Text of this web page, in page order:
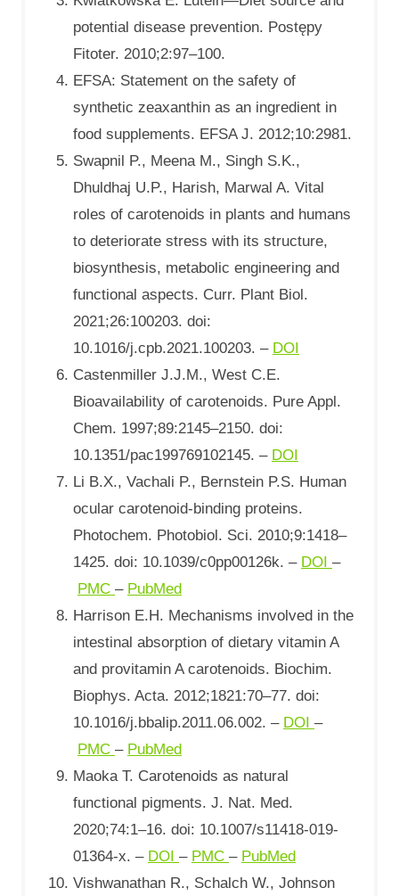
potential disease prevention. Postępy
Fitoter. 2010;2:97–100.
EFSA: Statement on the safety of
synthetic zeaxanthin as an ingredient in
food supplements. EFSA J. 2012;10:2981.
Swapnil P., Meena M., Singh S.K.,
Dhuldhaj U.P., Harish, Marwal A. Vital
roles of carotenoids in plants and humans
to deteriorate stress with its structure,
biosynthesis, metabolic engineering and
functional aspects. Curr. Plant Biol.
2021;26:100203. doi:
10.1016/j.cpb.2021.100203. – DOI
Castenmiller J.J.M., West C.E.
Bioavailability of carotenoids. Pure Appl.
Chem. 1997;89:2145–2150. doi:
10.1351/pac199769102145. – DOI
Li B.X., Vachali P., Bernstein P.S. Human
ocular carotenoid-binding proteins.
Photochem. Photobiol. Sci. 2010;9:1418–
1425. doi: 10.1039/c0pp00126k. – DOI –
PMC – PubMed
Harrison E.H. Mechanisms involved in the
intestinal absorption of dietary vitamin A
and provitamin A carotenoids. Biochim.
Biophys. Acta. 2012;1821:70–77. doi:
10.1016/j.bbalip.2011.06.002. – DOI –
PMC – PubMed
Maoka T. Carotenoids as natural
functional pigments. J. Nat. Med.
2020;74:1–16. doi: 10.1007/s11418-019-
01364-x. – DOI – PMC – PubMed
Vishwanathan R., Schalch W., Johnson